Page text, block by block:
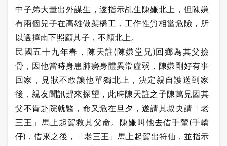
中子弟大量出外謀生，遂指示乩生陳嫌北上，但陳嫌
有兩個兒子在高雄做架橋工，工作性質相當危險，所
以選擇南下照顧其子，不願北上。
民國五十九年春，陳天註(陳嫌堂兄)回鄉為其父撿
骨，因他當時身患肺癆身體異常虛弱，陳嫌剛好有事
回家，見狀不敢讓他單獨北上，決定親自護送到家
後，親友聞訊趕來探望，此時陳天註之子陳萬見因其
父不肯赴院就醫，命又危在旦夕，遂請其叔央請「老
三王」馬上起駕救其父命。陳嫌叫他去借手輦(手轎
仔)，借來之後，「老三王」馬上起駕出符仙，並指示